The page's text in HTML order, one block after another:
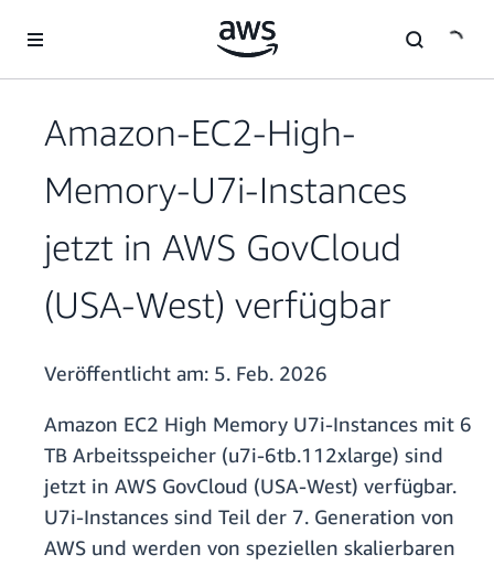
Überspringen zum Hauptinhalt
Amazon-EC2-High-
Memory-U7i-Instances
jetzt in AWS GovCloud
(USA-West) verfügbar
Veröffentlicht am: 5. Feb. 2026
Amazon EC2 High Memory U7i-Instances mit 6
TB Arbeitsspeicher (u7i-6tb.112xlarge) sind
jetzt in AWS GovCloud (USA-West) verfügbar.
U7i-Instances sind Teil der 7. Generation von
AWS und werden von speziellen skalierbaren